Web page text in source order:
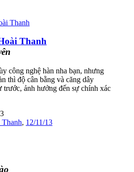
Thanh
công nghệ hàn nha bạn, nhưng
thì độ cân bằng và căng dây
trước, ảnh hưởng đến sự chính xác
, 12/11/13